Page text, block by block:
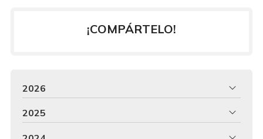
¡COMPÁRTELO!
2026
2025